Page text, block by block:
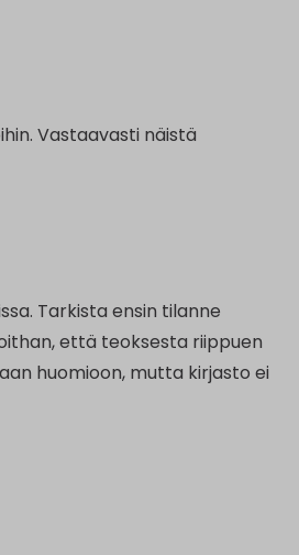
Vastaavasti näistä
Tarkista ensin tilanne
että teoksesta riippuen
huomioon, mutta kirjasto ei